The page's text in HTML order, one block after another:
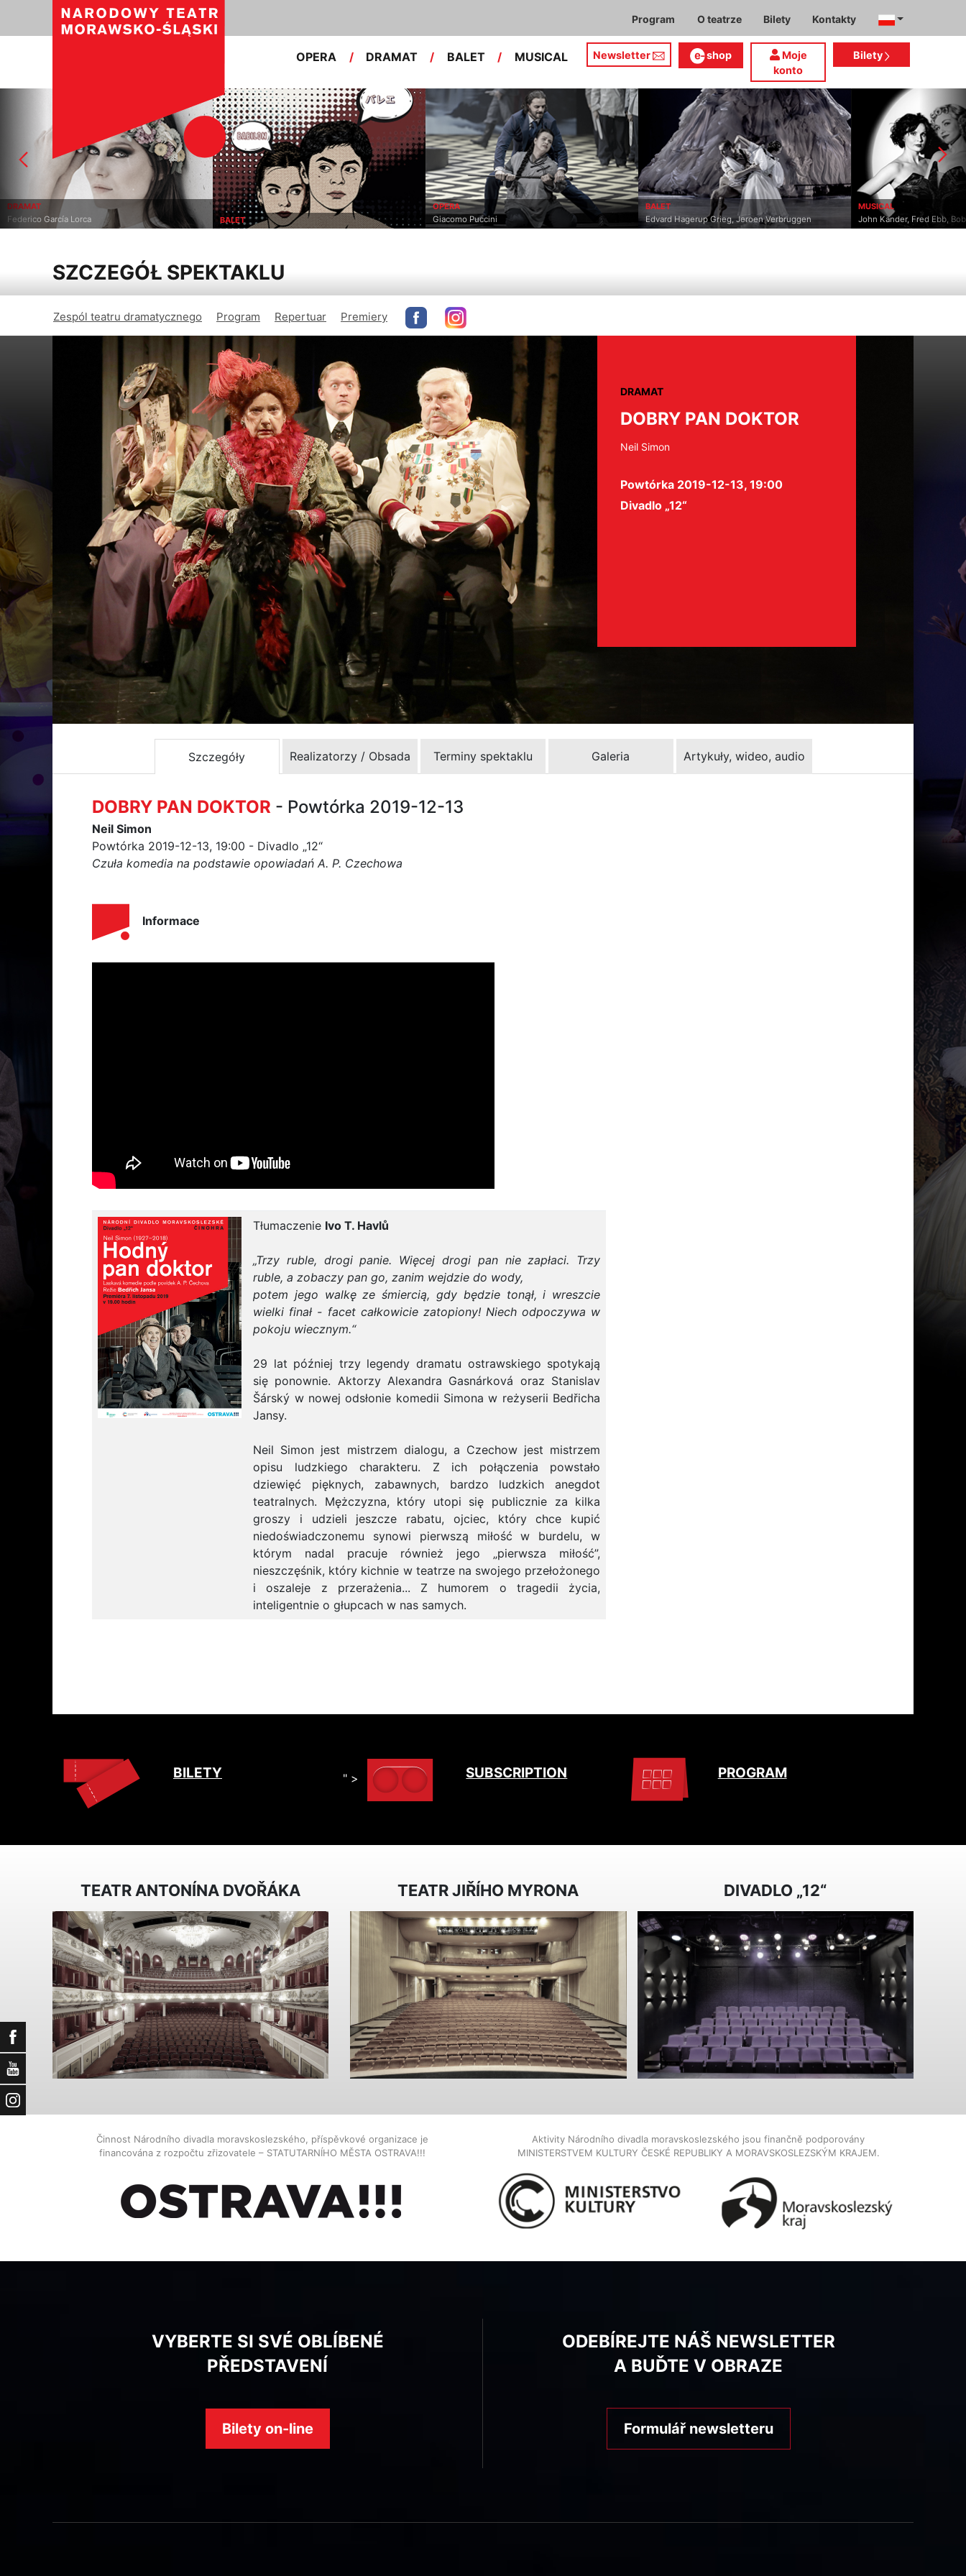
Facebook
YouTube
Instagram
Program O teatrze Bilety Kontakty
OPERA / DRAMAT / BALET / MUSICAL Newsletter shop
Moje
konto
Bilety
BALET
OPERA
Giacomo Puccini
BALET
Edvard Hagerup Grieg, Jeroen Verbruggen
MUSICAL
John Kander, Fred Ebb, Bob Fosse
MUSICAL
Michael Kunze, Sylvester
SZCZEGÓŁ SPEKTAKLU
Zespól teatru dramatycznego Program Repertuar Premiery
DRAMAT
DOBRY PAN DOKTOR
Neil Simon
Powtórka 2019-12-13, 19:00
Divadlo „12“
Szczegóły Realizatorzy / Obsada Terminy spektaklu Galeria Artykuły, wideo, audio
DOBRY PAN DOKTOR - Powtórka 2019-12-13
Neil Simon
Powtórka 2019-12-13, 19:00 - Divadlo „12“
Czuła komedia na podstawie opowiadań A. P. Czechowa
Informace
Tłumaczenie Ivo T. Havlů
„Trzy ruble, drogi panie. Więcej drogi pan nie zapłaci. Trzy
ruble, a zobaczy pan go, zanim wejdzie do wody,
potem jego walkę ze śmiercią, gdy będzie tonął, i wreszcie
wielki finał - facet całkowicie zatopiony! Niech odpoczywa w
pokoju wiecznym.“
29 lat później trzy legendy dramatu ostrawskiego spotykają
się ponownie. Aktorzy Alexandra Gasnárková oraz Stanislav
Šárský w nowej odsłonie komedii Simona w reżyserii Bedřicha
Jansy.
Neil Simon jest mistrzem dialogu, a Czechow jest mistrzem
opisu ludzkiego charakteru. Z ich połączenia powstało
dziewięć pięknych, zabawnych, bardzo ludzkich anegdot
teatralnych. Mężczyzna, który utopi się publicznie za kilka
groszy i udzieli jeszcze rabatu, ojciec, który chce kupić
niedoświadczonemu synowi pierwszą miłość w burdelu, w
którym nadal pracuje również jego „pierwsza miłość”,
nieszczęśnik, który kichnie w teatrze na swojego przełożonego
i oszaleje z przerażenia... Z humorem o tragedii życia,
inteligentnie o głupcach w nas samych.
BILETY " > SUBSCRIPTION PROGRAM
TEATR ANTONÍNA DVOŘÁKA TEATR JIŘÍHO MYRONA DIVADLO „12“
Činnost Národního divadla moravskoslezského, příspěvkové organizace je
financována z rozpočtu zřizovatele – STATUTARNÍHO MĚSTA OSTRAVA!!!
Aktivity Národního divadla moravskoslezského jsou finančně podporovány
MINISTERSTVEM KULTURY ČESKÉ REPUBLIKY A MORAVSKOSLEZSKÝM KRAJEM.
VYBERTE SI SVÉ OBLÍBENÉ
PŘEDSTAVENÍ
Bilety on-line
ODEBÍREJTE NÁŠ NEWSLETTER
A BUĎTE V OBRAZE
Formulář newsletteru